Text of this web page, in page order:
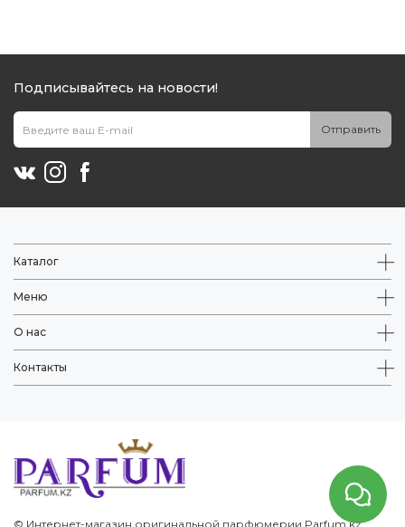
Подписывайтесь на новости!
Отправить
Каталог
Меню
О нас
Контакты
© Интернет-магазин оригинальной парфюмерии Parfum.kz